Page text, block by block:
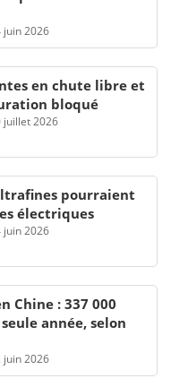
juin 2026
en chute libre et
bloqué
juillet 2026
pourraient
électriques
juin 2026
Chine : 337 000
année, selon
juin 2026